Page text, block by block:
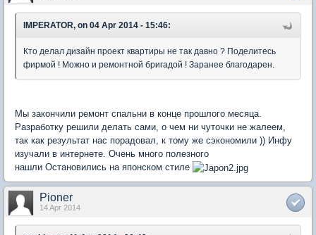
IMPERATOR, on 04 Apr 2014 - 15:46:
Кто делал дизайн проект квартиры не так давно ? Поделитесь
фирмой ! Можно и ремонтной бригадой ! Заранее благодарен.
Мы закончили ремонт спальни в конце прошлого месяца.
Разработку решили делать сами, о чем ни чуточки не жалеем,
так как результат нас порадовал, к тому же сэкономили )) Инфу
изучали в интернете. Очень много полезного
нашли Остановились на японском стиле
Pioner
14 Apr 2014